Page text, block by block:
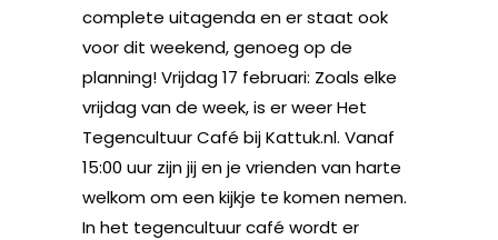
complete uitagenda en er staat ook
voor dit weekend, genoeg op de
planning! Vrijdag 17 februari: Zoals elke
vrijdag van de week, is er weer Het
Tegencultuur Café bij Kattuk.nl. Vanaf
15:00 uur zijn jij en je vrienden van harte
welkom om een kijkje te komen nemen.
In het tegencultuur café wordt er